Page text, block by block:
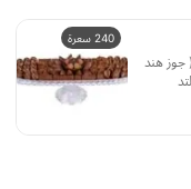
240 سعرة
هند